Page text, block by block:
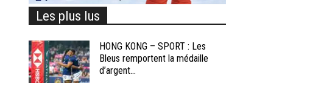
Les plus lus
HONG KONG – SPORT : Les
Bleus remportent la médaille
d’argent...